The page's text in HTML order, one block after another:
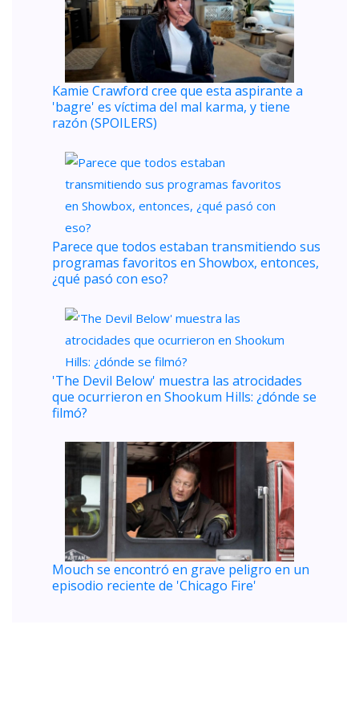
Kamie Crawford cree que esta aspirante a
'bagre' es víctima del mal karma, y ​​tiene
razón (SPOILERS)
Parece que todos estaban transmitiendo sus
programas favoritos en Showbox, entonces,
¿qué pasó con eso?
'The Devil Below' muestra las atrocidades
que ocurrieron en Shookum Hills: ¿dónde se
filmó?
Mouch se encontró en grave peligro en un
episodio reciente de 'Chicago Fire'